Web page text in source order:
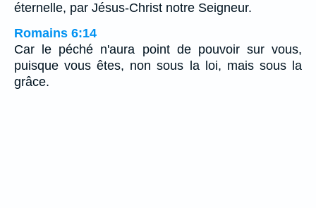
éternelle, par Jésus-Christ notre Seigneur.
Romains 6:14
Car le péché n'aura point de pouvoir sur vous,
puisque vous êtes, non sous la loi, mais sous la
grâce.